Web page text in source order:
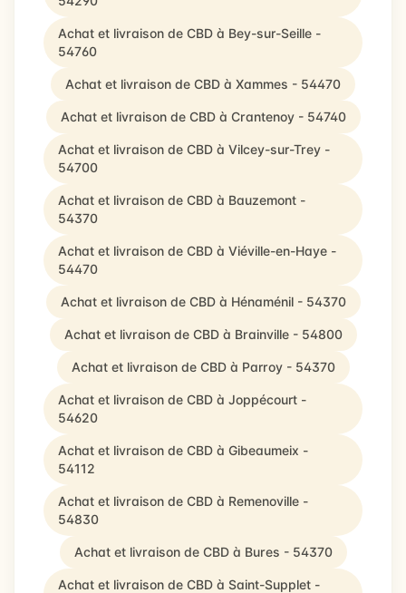
Achat et livraison de CBD à Bey-sur-Seille -
54760
Achat et livraison de CBD à Xammes - 54470
Achat et livraison de CBD à Crantenoy - 54740
Achat et livraison de CBD à Vilcey-sur-Trey -
54700
Achat et livraison de CBD à Bauzemont -
54370
Achat et livraison de CBD à Viéville-en-Haye -
54470
Achat et livraison de CBD à Hénaménil - 54370
Achat et livraison de CBD à Brainville - 54800
Achat et livraison de CBD à Parroy - 54370
Achat et livraison de CBD à Joppécourt -
54620
Achat et livraison de CBD à Gibeaumeix -
54112
Achat et livraison de CBD à Remenoville -
54830
Achat et livraison de CBD à Bures - 54370
Achat et livraison de CBD à Saint-Supplet -